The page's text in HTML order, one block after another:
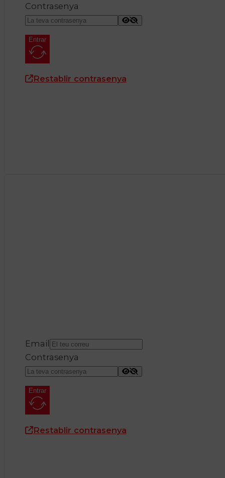
Contrasenya
Entrar
Restablir contrasenya
Email
Contrasenya
Entrar
Restablir contrasenya